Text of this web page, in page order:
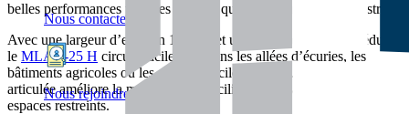
Nous contacter
Nous rejoindre
belles performances pour les travaux quotidiens en centre équestre.
Avec une largeur d’environ 1 mètre et un rayon de braquage réduit,
le MLA 2-25 H circule facilement dans les allées d’écuries, les
bâtiments agricoles ou les zones difficiles d’accès. Sa conception
articulée améliore la maniabilité et facilite les déplacements dans des
espaces restreints.